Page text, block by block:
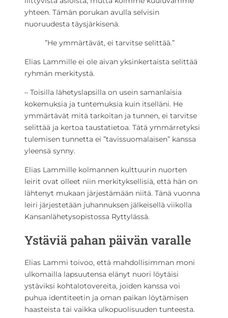
yhteen. Tämän porukan avulla selvisin
nuoruudesta täysjärkisenä.
”He ymmärtävät, ei tarvitse selittää.”
Elias Lammille ei ole aivan yksinkertaista selittää
ryhmän merkitystä.
– Toisilla lähetyslapsilla on usein samanlaisia
kokemuksia ja tuntemuksia kuin itselläni. He
ymmärtävät mitä tarkoitan ja tunnen, ei tarvitse
selittää ja kertoa taustatietoa. Tätä ymmärretyksi
tulemisen tunnetta ei ”tavissuomalaisen” kanssa
yleensä synny.
Elias Lammille kolmannen kulttuurin nuorten
leirit ovat olleet niin merkityksellisiä, että hän on
lähtenyt mukaan järjestämään niitä. Tänä vuonna
leiri järjestetään juhannuksen jälkeisellä viikolla
Kansanlähetysopistossa Ryttylässä.
Ystäviä pahan päivän varalle
Elias Lammi toivoo, että mahdollisimman moni
ulkomailla lapsuutensa elänyt nuori löytäisi
ystäviksi kohtalotovereita, joiden kanssa voi
puhua identiteetin ja oman paikan löytämisen
haasteista tai vaikka ulkopuolisuuden tunteesta.